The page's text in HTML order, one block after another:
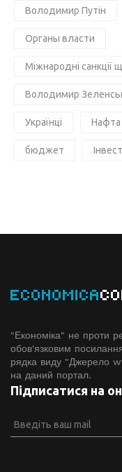
Володимир Путін
Органы власти
Міжнародні санкції
Володимир
Українці Нафта
бюджет
ECONOMICA
"Економіка" не проти
обов'язковим
рядка виду "Джерело
на даний портал.
Підписатися на